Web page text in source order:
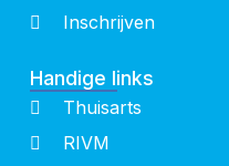
Inschrijven
Handige links
Thuisarts
RIVM